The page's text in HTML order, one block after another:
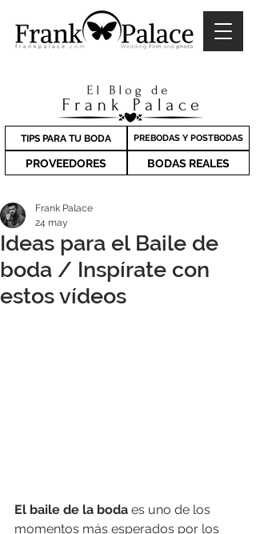
TIPS PARA TU BODA PREBODAS Y POSTBODAS
PROVEEDORES BODAS REALES
Ideas para el Baile de
boda / Inspírate con
estos vídeos
Frank Palace
24 may
El baile de la boda es uno de los
momentos más esperados por los